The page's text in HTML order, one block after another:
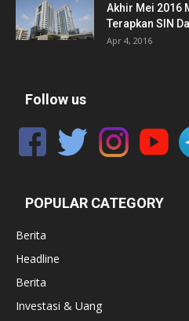
Akhir Mei 2016
Terapkan SIN
Apr 4, 2016
Follow us
POPULAR CATEGORY
Berita
Headline
Berita
Investasi & Uang